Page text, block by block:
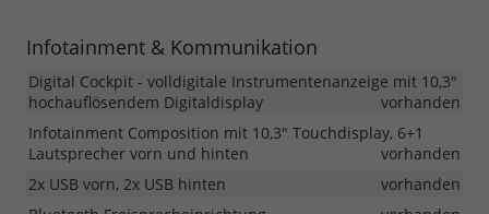
Infotainment & Kommunikation
Digital Cockpit - volldigitale Instrumentenanzeige mit 10,3"
hochauflösendem Digitaldisplay
vorhanden
Infotainment Composition mit 10,3" Touchdisplay, 6+1
Lautsprecher vorn und hinten
vorhanden
2x USB vorn, 2x USB hinten
vorhanden